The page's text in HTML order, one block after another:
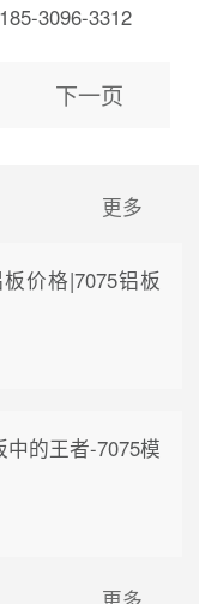
3096-3312
下一页
更多
价格|7075铝板
中的王者-7075模